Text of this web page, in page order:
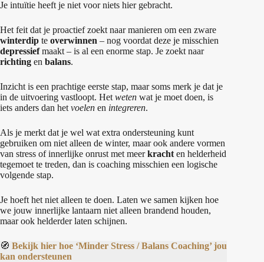
Je intuïtie heeft je niet voor niets hier gebracht.
Het feit dat je proactief zoekt naar manieren om een zware
winterdip te overwinnen – nog voordat deze je misschien
depressiefmaakt – is al een enorme stap. Je zoekt naar
richting en balans.
Inzicht is een prachtige eerste stap, maar soms merk je dat je
in de uitvoering vastloopt. Het weten wat je moet doen, is
iets anders dan het voelen en integreren.
Als je merkt dat je wel wat extra ondersteuning kunt
gebruiken om niet alleen de winter, maar ook andere vormen
van stress of innerlijke onrust met meerkracht en helderheid
tegemoet te treden, dan is coaching misschien een logische
volgende stap.
Je hoeft het niet alleen te doen. Laten we samen kijken hoe
we jouw innerlijke lantaarn niet alleen brandend houden,
maar ook helderder laten schijnen.
🧭 Bekijk hier hoe ‘Minder Stress / Balans Coaching’ jou
kan ondersteunen